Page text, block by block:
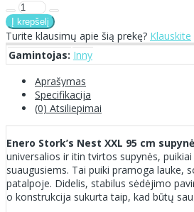
Turite klausimų apie šią prekę? Klauskite
Gamintojas: Inny
Aprašymas
Specifikacija
(0) Atsiliepimai
Enero Stork’s Nest XXL 95 cm
universalios ir itin tvirtos supynės,
suaugusiems. Tai puiki pramoga lauke,
patalpoje. Didelis, stabilus sėdėjimo
o konstrukcija sukurta taip, kad būtų